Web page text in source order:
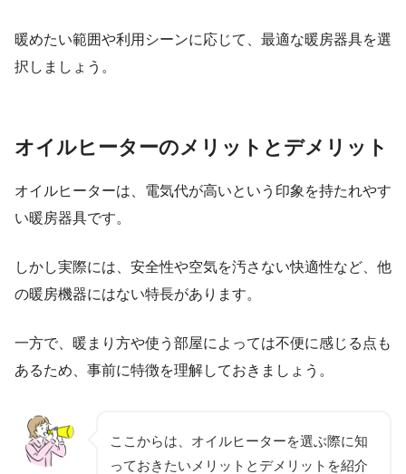
暖めたい範囲や利用シーンに応じて、最適な暖房器具を選
択しましょう。
オイルヒーターのメリットとデメリット
オイルヒーターは、電気代が高いという印象を持たれやす
い暖房器具です。
しかし実際には、安全性や空気を汚さない快適性など、他
の暖房機器にはない特長があります。
一方で、暖まり方や使う部屋によっては不便に感じる点も
あるため、事前に特徴を理解しておきましょう。
ここからは、オイルヒーターを選ぶ際に知
っておきたいメリットとデメリットを紹介